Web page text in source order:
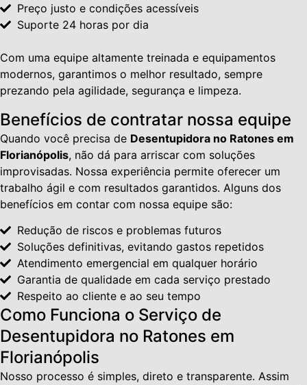
Preço justo e condições acessíveis
Suporte 24 horas por dia
Com uma equipe altamente treinada e equipamentos
modernos, garantimos o melhor resultado, sempre
prezando pela agilidade, segurança e limpeza.
Benefícios de contratar nossa equipe
Quando você precisa de Desentupidora no Ratones em
Florianópolis, não dá para arriscar com soluções
improvisadas. Nossa experiência permite oferecer um
trabalho ágil e com resultados garantidos. Alguns dos
benefícios em contar com nossa equipe são:
Redução de riscos e problemas futuros
Soluções definitivas, evitando gastos repetidos
Atendimento emergencial em qualquer horário
Garantia de qualidade em cada serviço prestado
Respeito ao cliente e ao seu tempo
Como Funciona o Serviço de
Desentupidora no Ratones em
Florianópolis
Nosso processo é simples, direto e transparente. Assim